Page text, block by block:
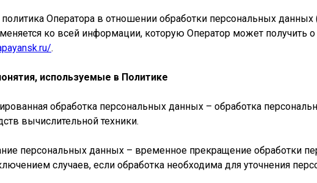
политика Оператора в отношении обработки персональных данных
ко всей информации, которую Оператор может получить о
.
используемые в Политике
обработка персональных данных – обработка
вычислительной техники.
персональных данных – временное прекращение обработки
случаев, если обработка необходима для уточнения